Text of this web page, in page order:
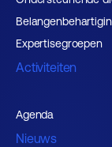
Expertisegroepen
Activiteiten
Agenda
Nieuws